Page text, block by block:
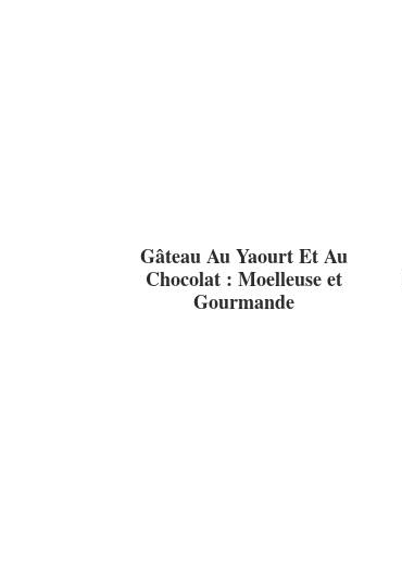
Gâteau Au Yaourt Et Au
Chocolat : Moelleuse et
Gourmande